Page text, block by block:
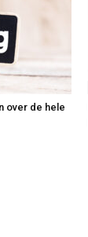
over de hele